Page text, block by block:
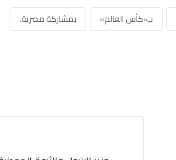
بـ«كأس العالم»
بمشاركة مصرية.